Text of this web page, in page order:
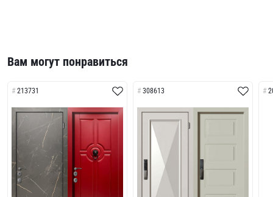
Вам могут понравиться
213731 308613